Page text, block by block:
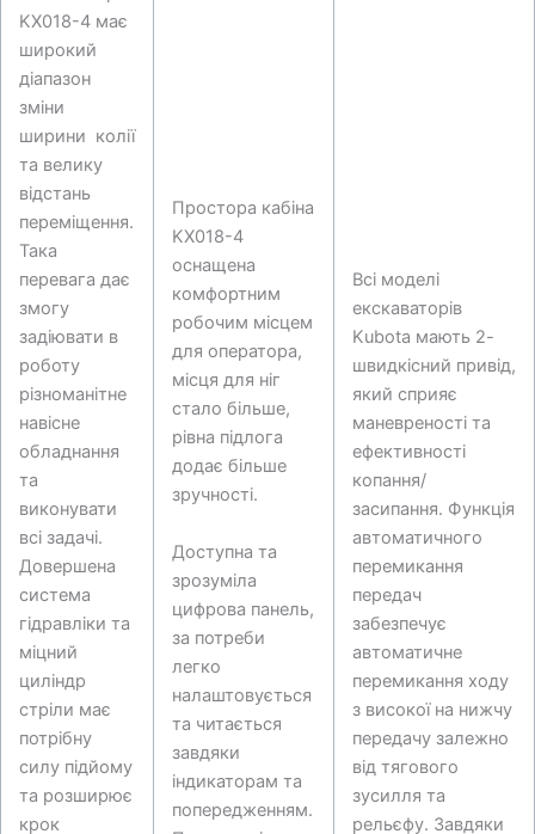
KX018-4 має
широкий
діапазон
зміни
ширини колії
та велику
відстань
переміщення.
Така
перевага дає
змогу
задіювати в
роботу
різноманітне
навісне
обладнання
та
виконувати
всі задачі.
Довершена
система
гідравліки та
міцний
циліндр
стріли має
потрібну
силу підйому
та розширює
крок
Простора кабіна
KX018-4
оснащена
комфортним
робочим місцем
для оператора,
місця для ніг
стало більше,
рівна підлога
додає більше
зручності.
Доступна та
зрозуміла
цифрова панель,
за потреби
легко
налаштовується
та читається
завдяки
індикаторам та
попередженням.
Всі моделі
екскаваторів
Kubota мають 2-
швидкісний привід,
який сприяє
маневреності та
ефективності
копання/
засипання. Функція
автоматичного
перемикання
передач
забезпечує
автоматичне
перемикання ходу
з високої на нижчу
передачу залежно
від тягового
зусилля та
рельєфу. Завдяки